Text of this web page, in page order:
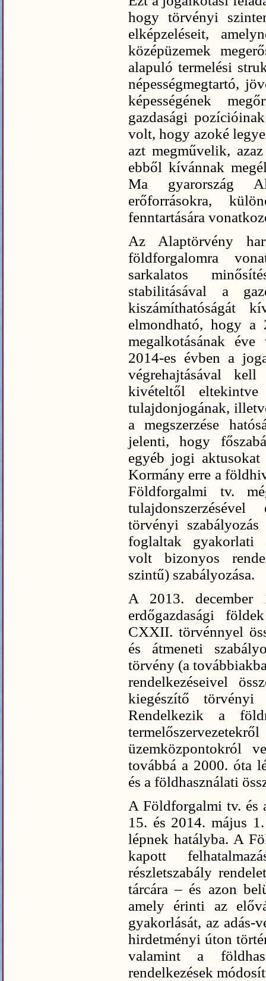
hogy törvényi
elképzeléseit,
középüzemek
alapuló termelési
népességmegtartó,
képességének
gazdasági
volt, hogy azoké
azt megművelik,
ebből kívánnak
Ma gyarország
erőforrásokra,
fenntartására
Az Alaptörvény
földforgalomra
sarkalatos
stabilitásával a
kiszámíthatóságát
elmondható, hogy a
megalkotásának
2014-es évben a
végrehajtásával
kivételtől
tulajdonjogának,
a megszerzése
jelenti, hogy
egyéb jogi
Kormány erre a
Földforgalmi tv.
törvényi
foglaltak gyakorlati
volt bizonyos
szintű) szabályozása.
A 2013. december
erdőgazdasági
CXXII. törvénnyel
és átmeneti
törvény (a
rendelkezéseivel
kiegészítő
Rendelkezik a
üzemközpontokról
továbbá a 2000. óta
és a földhasználati
A Földforgalmi tv. és
15. és 2014. május
lépnek hatályba. A
kapott
részletszabály
tárcára – és azon
amely érinti az
gyakorlását, az adás-
hirdetményi úton
valamint a
rendelkezések